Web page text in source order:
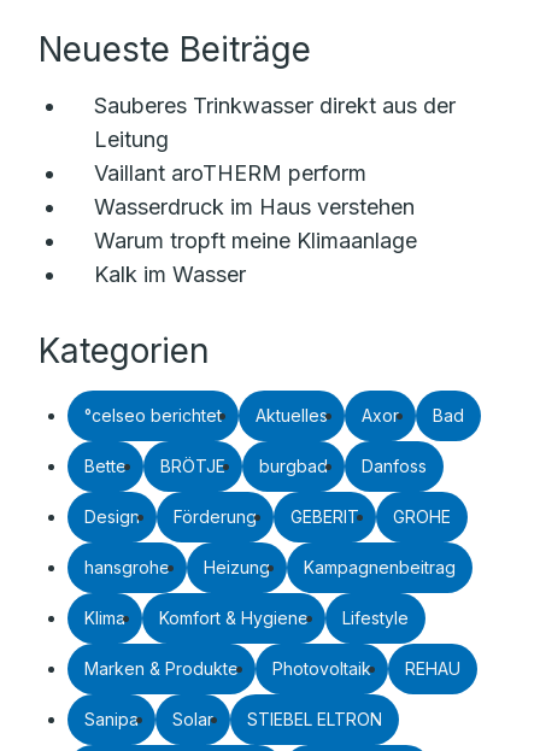
Neueste Beiträge
Sauberes Trinkwasser direkt aus der
Leitung
Vaillant aroTHERM perform
Wasserdruck im Haus verstehen
Warum tropft meine Klimaanlage
Kalk im Wasser
Kategorien
°celseo berichtet Aktuelles Axor Bad
Bette BRÖTJE burgbad Danfoss
Design Förderung GEBERIT GROHE
hansgrohe Heizung Kampagnenbeitrag
Klima Komfort & Hygiene Lifestyle
Marken & Produkte Photovoltaik REHAU
Sanipa Solar STIEBEL ELTRON